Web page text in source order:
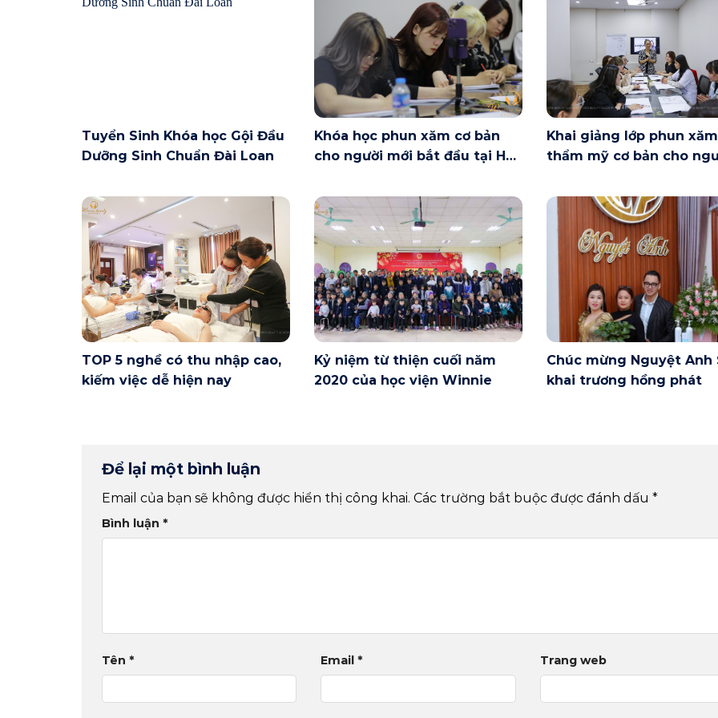
Tuyển Sinh Khóa học Gội Đầu
Dưỡng Sinh Chuẩn Đài Loan
Khóa học phun xăm cơ bản
cho người mới bắt đầu tại Hà
Khai giảng lớp phun xăm
thẩm mỹ cơ bản cho
TOP 5 nghề có thu nhập cao,
kiếm việc dễ hiện nay
Kỷ niệm từ thiện cuối năm
2020 của học viện Winnie
Chúc mừng Nguyệt Anh
khai trương hồng phát
Để lại một bình luận
Email của bạn sẽ không được hiển thị công khai. Các trường bắt buộc được đánh dấu *
Bình luận *
Tên * Email* Trang web